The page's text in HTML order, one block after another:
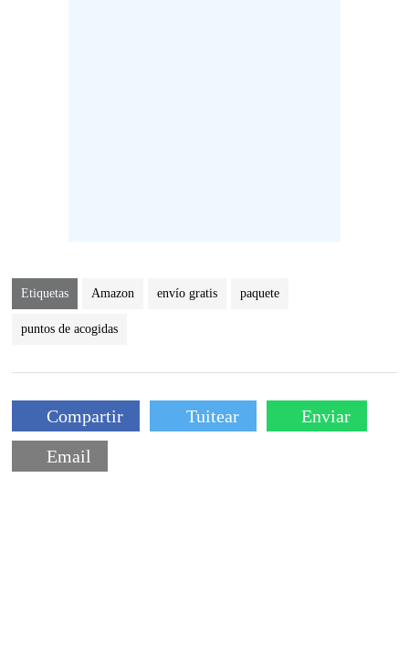
Etiquetas Amazon envío gratis paquete
puntos de acogidas
Compartir Tuitear
Enviar
Email